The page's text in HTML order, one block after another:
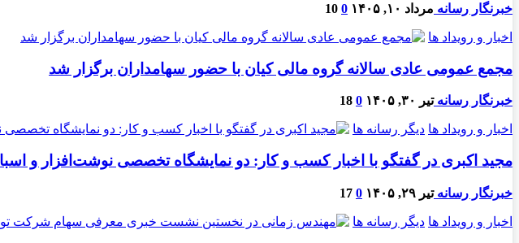
خبرنگار رسانه مرداد ۱۰, ۱۴۰۵ 0
10
اخبار و رویداد ها
مجمع عمومی عادی سالانه گروه مالی کیان با حضور سهامداران برگزار شد
خبرنگار رسانهتیر ۳۰, ۱۴۰۵ 0
18
اخبار و رویداد ها دیگر رسانه ها
مجید اکبری در گفتگو با اخبار کسب و کار: دو نمایشگاه تخصصی نوشت‌افزار و
خبرنگار رسانهتیر ۲۹, ۱۴۰۵ 0
17
اخبار و رویداد ها دیگر رسانه ها